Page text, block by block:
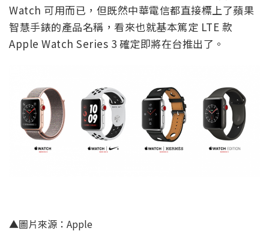
Watch 可用而已，但既然中華電信都直接標上了蘋果
智慧手錶的產品名稱，看來也就基本篤定 LTE 款
Apple Watch Series 3 確定即將在台推出了。
▲圖片來源：Apple